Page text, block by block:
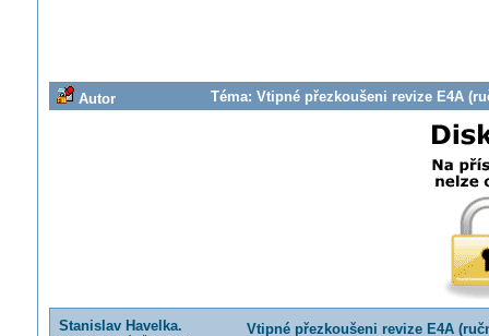
Autor Téma: Vtipné přezkoušeni revize E4A
Stanislav Havelka. Vtipné přezkoušeni revize E4A